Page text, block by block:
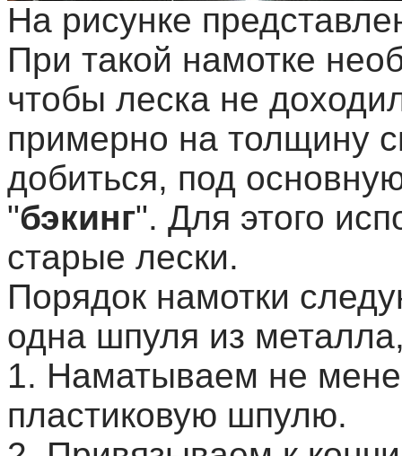
На рисунке
При такой намотке
чтобы леска не
примерно на толщину
добиться, под
"бэкинг". Для этого
старые лески.
Порядок намотки
одна шпуля из
1. Наматываем не
пластиковую шпулю.